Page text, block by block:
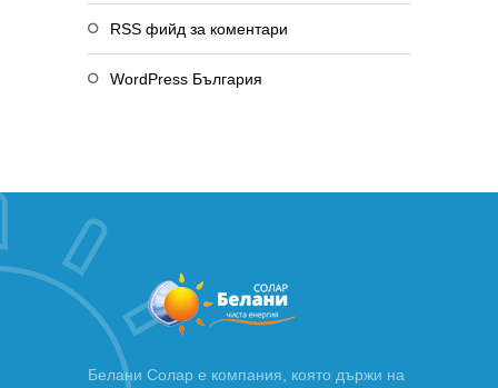
RSS фийд за коментари
WordPress България
Белани Солар е компания, която държи на